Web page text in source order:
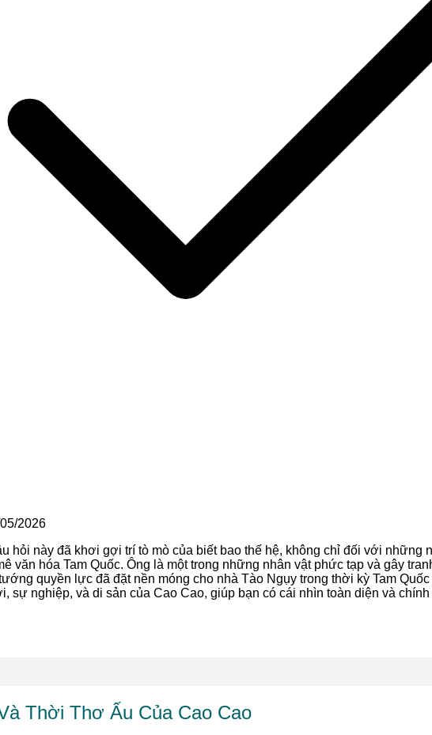
2026
hỏi này đã khơi gợi trí tò mò của biết bao thế hệ, không chỉ đối với những
văn hóa Tam Quốc. Ông là một trong những nhân vật phức tạp và gây
quyền lực đã đặt nền móng cho nhà Tào Ngụy trong thời kỳ Tam
sự nghiệp, và di sản của Cao Cao, giúp bạn có cái nhìn toàn diện và
Thời Thơ Ấu Của Cao Cao